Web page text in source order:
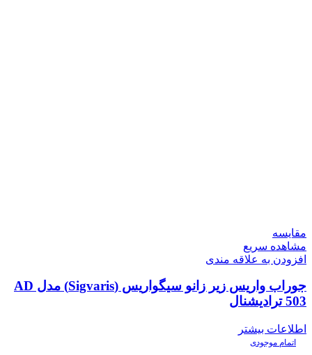
مقایسه
مشاهده سریع
افزودن به علاقه مندی
جوراب واریس زیر زانو سیگواریس (Sigvaris) مدل AD
503 ترادیشنال
اطلاعات بیشتر
اتمام موجودی